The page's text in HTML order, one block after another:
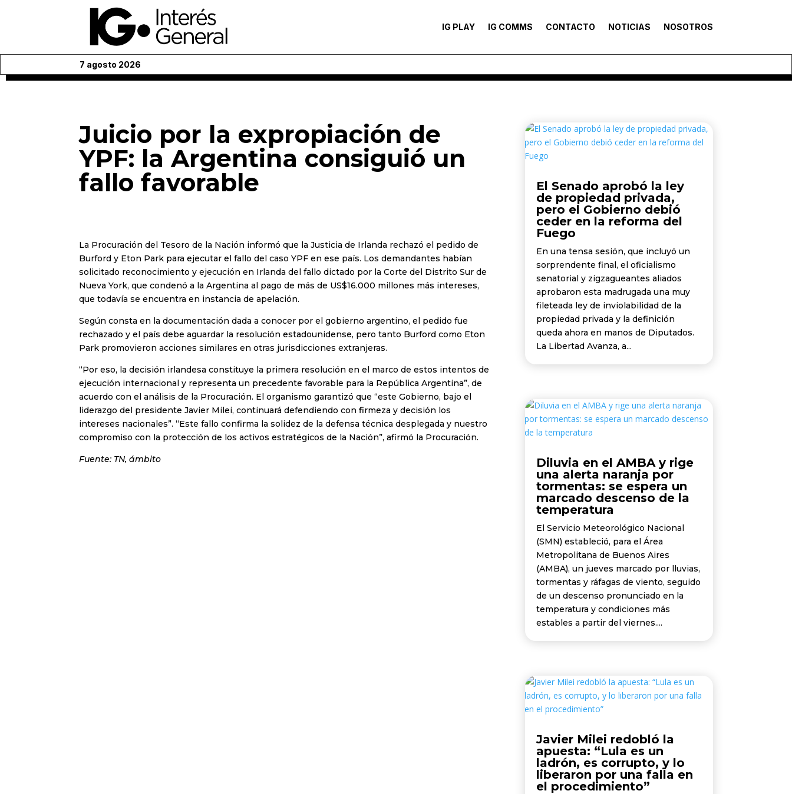
IG PLAY IG COMMS CONTACTO NOTICIAS NOSOTROS
7 agosto 2026
Juicio por la expropiación de
YPF: la Argentina consiguió un
fallo favorable
La Procuración del Tesoro de la Nación informó que la Justicia de Irlanda rechazó el pedido de
Burford y Eton Park para ejecutar el fallo del caso YPF en ese país. Los demandantes habían
solicitado reconocimiento y ejecución en Irlanda del fallo dictado por la Corte del Distrito Sur de
Nueva York, que condenó a la Argentina al pago de más de US$16.000 millones más intereses,
que todavía se encuentra en instancia de apelación.
Según consta en la documentación dada a conocer por el gobierno argentino, el pedido fue
rechazado y el país debe aguardar la resolución estadounidense, pero tanto Burford como Eton
Park promovieron acciones similares en otras jurisdicciones extranjeras.
“Por eso, la decisión irlandesa constituye la primera resolución en el marco de estos intentos de
ejecución internacional y representa un precedente favorable para la República Argentina”, de
acuerdo con el análisis de la Procuración. El organismo garantizó que “este Gobierno, bajo el
liderazgo del presidente Javier Milei, continuará defendiendo con firmeza y decisión los
intereses nacionales”. “Este fallo confirma la solidez de la defensa técnica desplegada y nuestro
compromiso con la protección de los activos estratégicos de la Nación”, afirmó la Procuración.
Fuente: TN, ámbito
El Senado aprobó la ley
de propiedad privada,
pero el Gobierno debió
ceder en la reforma del
Fuego
En una tensa sesión, que incluyó un
sorprendente final, el oficialismo
senatorial y zigzagueantes aliados
aprobaron esta madrugada una muy
fileteada ley de inviolabilidad de la
propiedad privada y la definición
queda ahora en manos de Diputados.
La Libertad Avanza, a...
Diluvia en el AMBA y rige
una alerta naranja por
tormentas: se espera un
marcado descenso de la
temperatura
El Servicio Meteorológico Nacional
(SMN) estableció, para el Área
Metropolitana de Buenos Aires
(AMBA), un jueves marcado por lluvias,
tormentas y ráfagas de viento, seguido
de un descenso pronunciado en la
temperatura y condiciones más
estables a partir del viernes....
Javier Milei redobló la
apuesta: “Lula es un
ladrón, es corrupto, y lo
liberaron por una falla en
el procedimiento”